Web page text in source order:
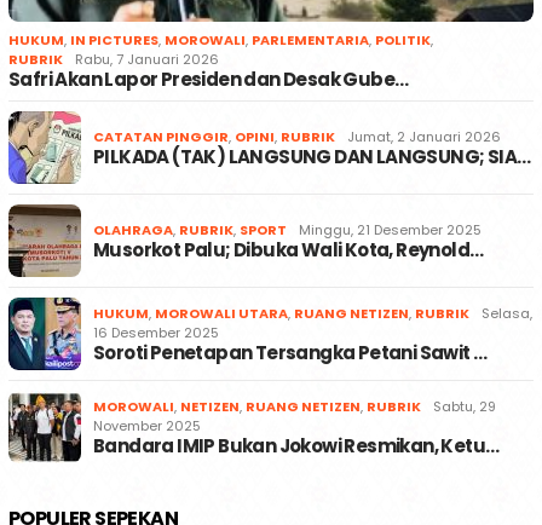
HUKUM, IN PICTURES, MOROWALI, PARLEMENTARIA, POLITIK,
RUBRIK
Rabu, 7 Januari 2026
Safri Akan Lapor Presiden dan Desak Gube…
CATATAN PINGGIR, OPINI, RUBRIK Jumat, 2 Januari 2026
PILKADA (TAK) LANGSUNG DAN LANGSUNG; SIA…
OLAHRAGA, RUBRIK, SPORT Minggu, 21 Desember 2025
Musorkot Palu; Dibuka Wali Kota, Reynold…
HUKUM, MOROWALI UTARA, RUANG NETIZEN, RUBRIK
Selasa,
16 Desember 2025
Soroti Penetapan Tersangka Petani Sawit …
MOROWALI, NETIZEN, RUANG NETIZEN, RUBRIK
Sabtu, 29
November 2025
Bandara IMIP Bukan Jokowi Resmikan, Ketu…
POPULER SEPEKAN